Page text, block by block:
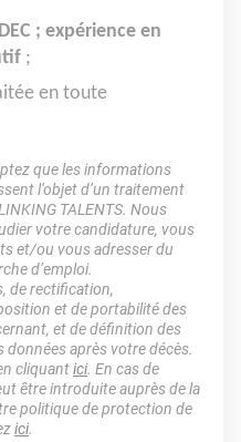
; expérience en
;
en toute
que les informations
l’objet d’un traitement
TALENTS. Nous
votre candidature, vous
et/ou vous adresser du
d’emploi.
de rectification,
et de portabilité des
et de définition des
après votre décès.
cliquantici. En cas de
être introduite auprès de la
politique de protection de
ici.